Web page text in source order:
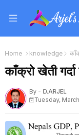
Home knowledge
काँक्रो खेती
By - D.ARJEL
Tuesday,